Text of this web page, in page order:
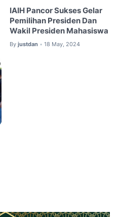
IAIH Pancor Sukses Gelar
Pemilihan Presiden Dan
Wakil Presiden Mahasiswa
By justdan • 18 May, 2024